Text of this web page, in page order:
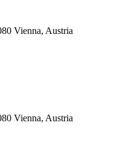
Vienna, Austria
Vienna, Austria